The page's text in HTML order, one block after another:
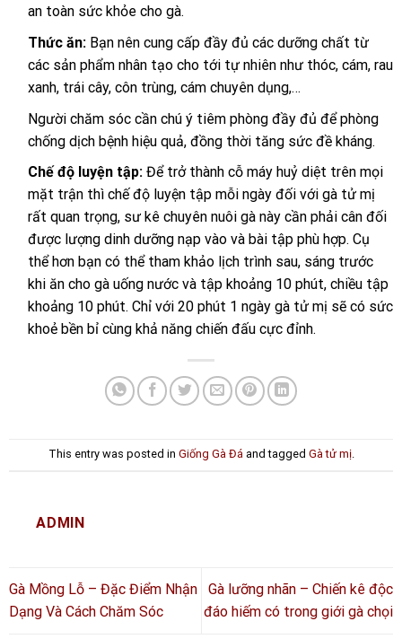
an toàn sức khỏe cho gà.
Thức ăn:Bạn nên cung cấp đầy đủ các dưỡng chất từ
các sản phẩm nhân tạo cho tới tự nhiên như thóc, cám, rau
xanh, trái cây, côn trùng, cám chuyên dụng,…
Người chăm sóc cần chú ý tiêm phòng đầy đủ để phòng
chống dịch bệnh hiệu quả, đồng thời tăng sức đề kháng.
Chế độ luyện tập:Để trở thành cỗ máy huỷ diệt trên mọi
mặt trận thì chế độ luyện tập mỗi ngày đối với gà tử mị
rất quan trọng, sư kê chuyên nuôi gà này cần phải cân đối
được lượng dinh dưỡng nạp vào và bài tập phù hợp. Cụ
thể hơn bạn có thể tham khảo lịch trình sau, sáng trước
khi ăn cho gà uống nước và tập khoảng 10 phút, chiều tập
khoảng 10 phút. Chỉ với 20 phút 1 ngày gà tử mị sẽ có sức
khoẻ bền bỉ cùng khả năng chiến đấu cực đỉnh.
This entry was posted in Giống Gà Đáand tagged Gà tử mị.
ADMIN
Gà Mồng Lỗ – Đặc Điểm Nhận
Dạng Và Cách Chăm Sóc
Gà lưỡng nhãn – Chiến kê độc
đáo hiếm có trong giới gà chọi